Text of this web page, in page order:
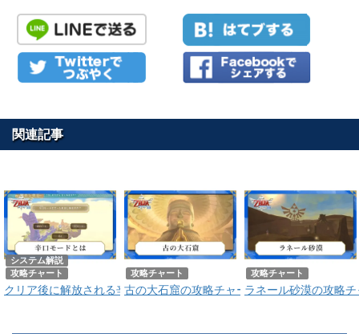
関連記事
システム解説
攻略チャート
クリア後に解放される辛口モードとは｜クリア後にできることまとめ
攻略チャート
古の大石窟の攻略チャート
攻略チャート
ラネール砂漠の攻略